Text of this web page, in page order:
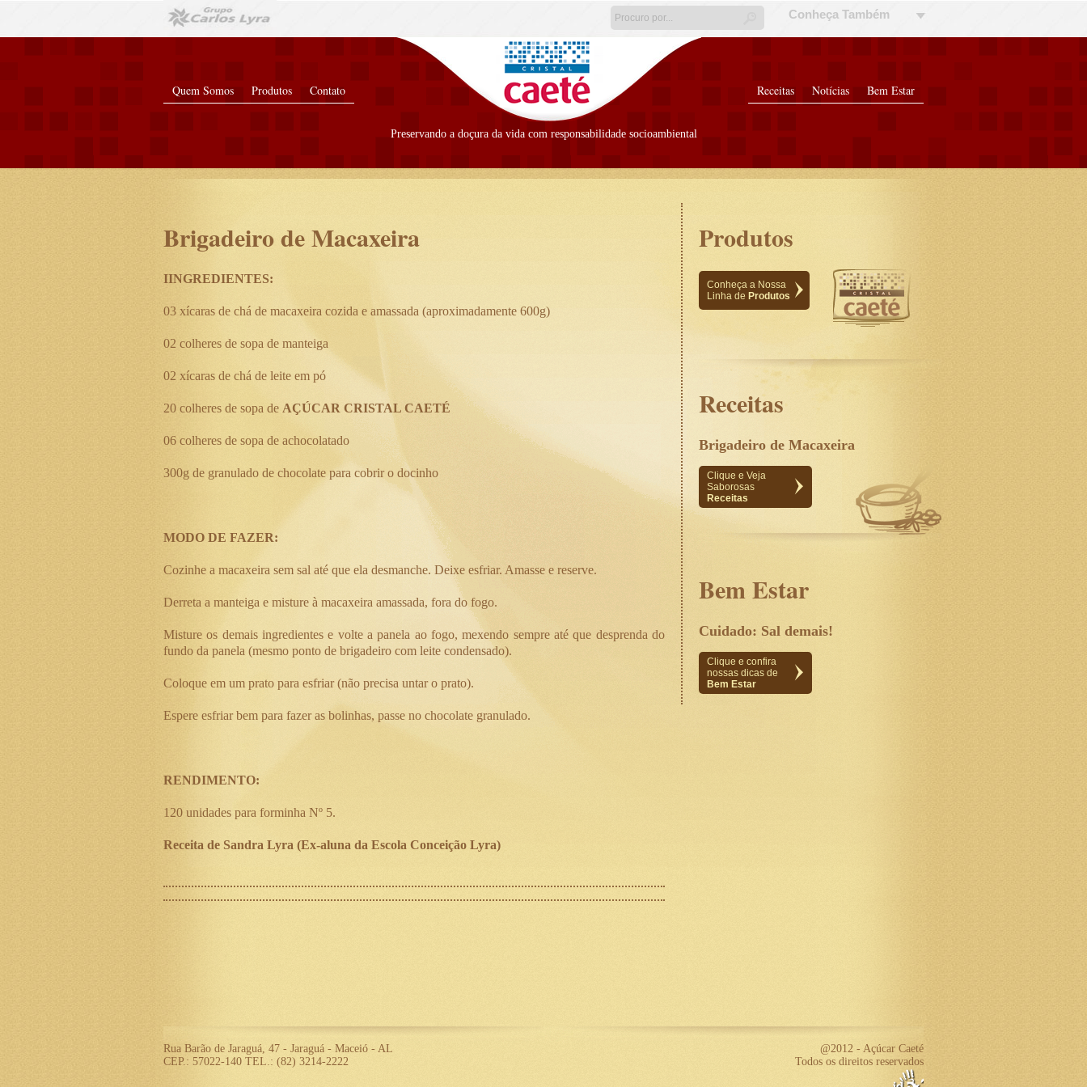
Conheça Também
Quem Somos Produtos Contato Receitas Notícias Bem Estar
Preservando a doçura da vida com responsabilidade socioambiental
Brigadeiro de Macaxeira
IINGREDIENTES:
03 xícaras de chá de macaxeira cozida e amassada (aproximadamente 600g)
02 colheres de sopa de manteiga
02 xícaras de chá de leite em pó
20 colheres de sopa de AÇÚCAR CRISTAL CAETÉ
06 colheres de sopa de achocolatado
300g de granulado de chocolate para cobrir o docinho
MODO DE FAZER:
Cozinhe a macaxeira sem sal até que ela desmanche. Deixe esfriar. Amasse e reserve.
Derreta a manteiga e misture à macaxeira amassada, fora do fogo.
Misture os demais ingredientes e volte a panela ao fogo, mexendo sempre até que desprenda do
fundo da panela (mesmo ponto de brigadeiro com leite condensado).
Coloque em um prato para esfriar (não precisa untar o prato).
Espere esfriar bem para fazer as bolinhas, passe no chocolate granulado.
RENDIMENTO:
120 unidades para forminha Nº 5.
Receita de Sandra Lyra (Ex-aluna da Escola Conceição Lyra)
Produtos
Conheça a Nossa
Linha de Produtos
Receitas
Brigadeiro de Macaxeira
Clique e Veja
Saborosas
Receitas
Bem Estar
Cuidado: Sal demais!
Clique e confira
nossas dicas de
Bem Estar
Rua Barão de Jaraguá, 47 - Jaraguá - Maceió - AL
CEP.: 57022-140 TEL.: (82) 3214-2222
@2012 - Açúcar Caeté
Todos os direitos reservados